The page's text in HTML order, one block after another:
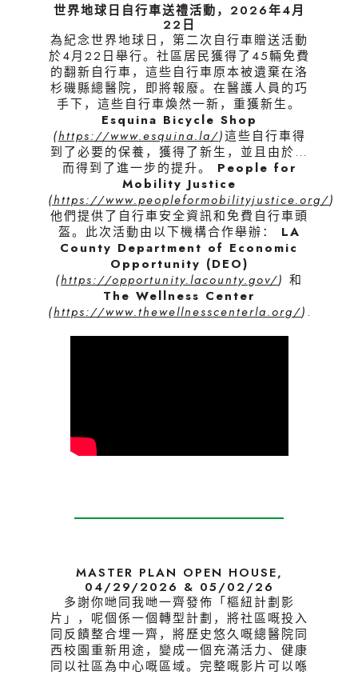
世界地球日自行車送禮活動，2026年4月
22日
為紀念世界地球日，第二次自行車贈送活動
於4月22日舉行。社區居民獲得了45輛免費
的翻新自行車，這些自行車原本被遺棄在洛
杉磯縣總醫院，即將報廢。在醫護人員的巧
手下，這些自行車煥然一新，重獲新生。
Esquina Bicycle Shop
(https://www.esquina.la/)這些自行車得
到了必要的保養，獲得了新生，並且由於…
而得到了進一步的提升。 People for
Mobility Justice
(https://www.peopleformobilityjustice.org/)
他們提供了自行車安全資訊和免費自行車頭
盔。此次活動由以下機構合作舉辦： LA
County Department of Economic
Opportunity (DEO)
(https://opportunity.lacounty.gov/) 和
The Wellness Center
(https://www.thewellnesscenterla.org/) .
MASTER PLAN OPEN HOUSE,
04/29/2026 & 05/02/26
多謝你哋同我哋一齊發佈「樞紐計劃影
片」，呢個係一個轉型計劃，將社區嘅投入
同反饋整合埋一齊，將歷史悠久嘅總醫院同
西校園重新用途，變成一個充滿活力、健康
同以社區為中心嘅區域。完整嘅影片可以喺